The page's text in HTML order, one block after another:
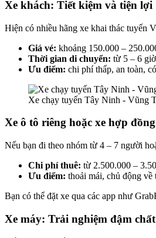
Xe khách: Tiết kiệm và tiện lợi
Hiện có nhiều hãng xe khai thác tuyến
Giá vé: khoảng 150.000 –
Thời gian di chuyển: từ 5 – 6
Ưu điểm: chi phí thấp, an toàn,
Xe chạy tuyến Tây Ninh - Vũng
Xe ô tô riêng hoặc xe hợp
Nếu bạn đi theo nhóm từ 4 – 7 người
Chi phí thuê: từ 2.500.000 –
Ưu điểm: thoải mái, chủ động
Bạn có thể đặt xe qua các app như
Xe máy: Trải nghiệm đậm